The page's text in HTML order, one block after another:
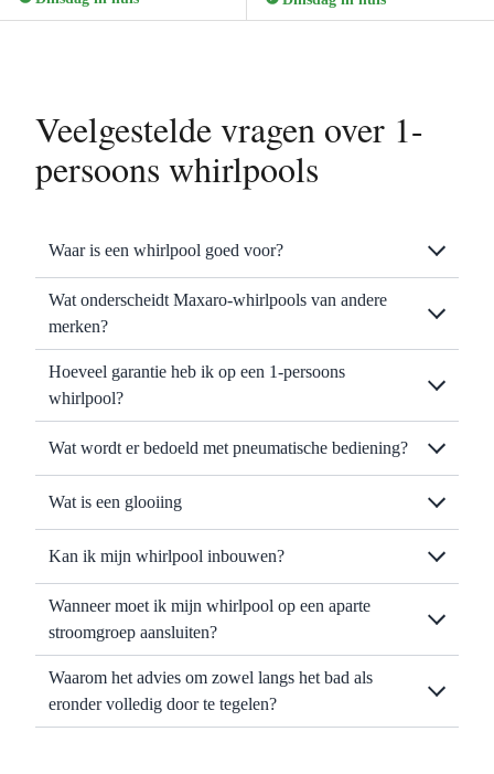
Veelgestelde vragen over 1-
persoons whirlpools
Waar is een whirlpool goed voor?
Wat onderscheidt Maxaro-whirlpools van andere
merken?
Hoeveel garantie heb ik op een 1-persoons
whirlpool?
Wat wordt er bedoeld met pneumatische bediening?
Wat is een glooiing
Kan ik mijn whirlpool inbouwen?
Wanneer moet ik mijn whirlpool op een aparte
stroomgroep aansluiten?
Waarom het advies om zowel langs het bad als
eronder volledig door te tegelen?